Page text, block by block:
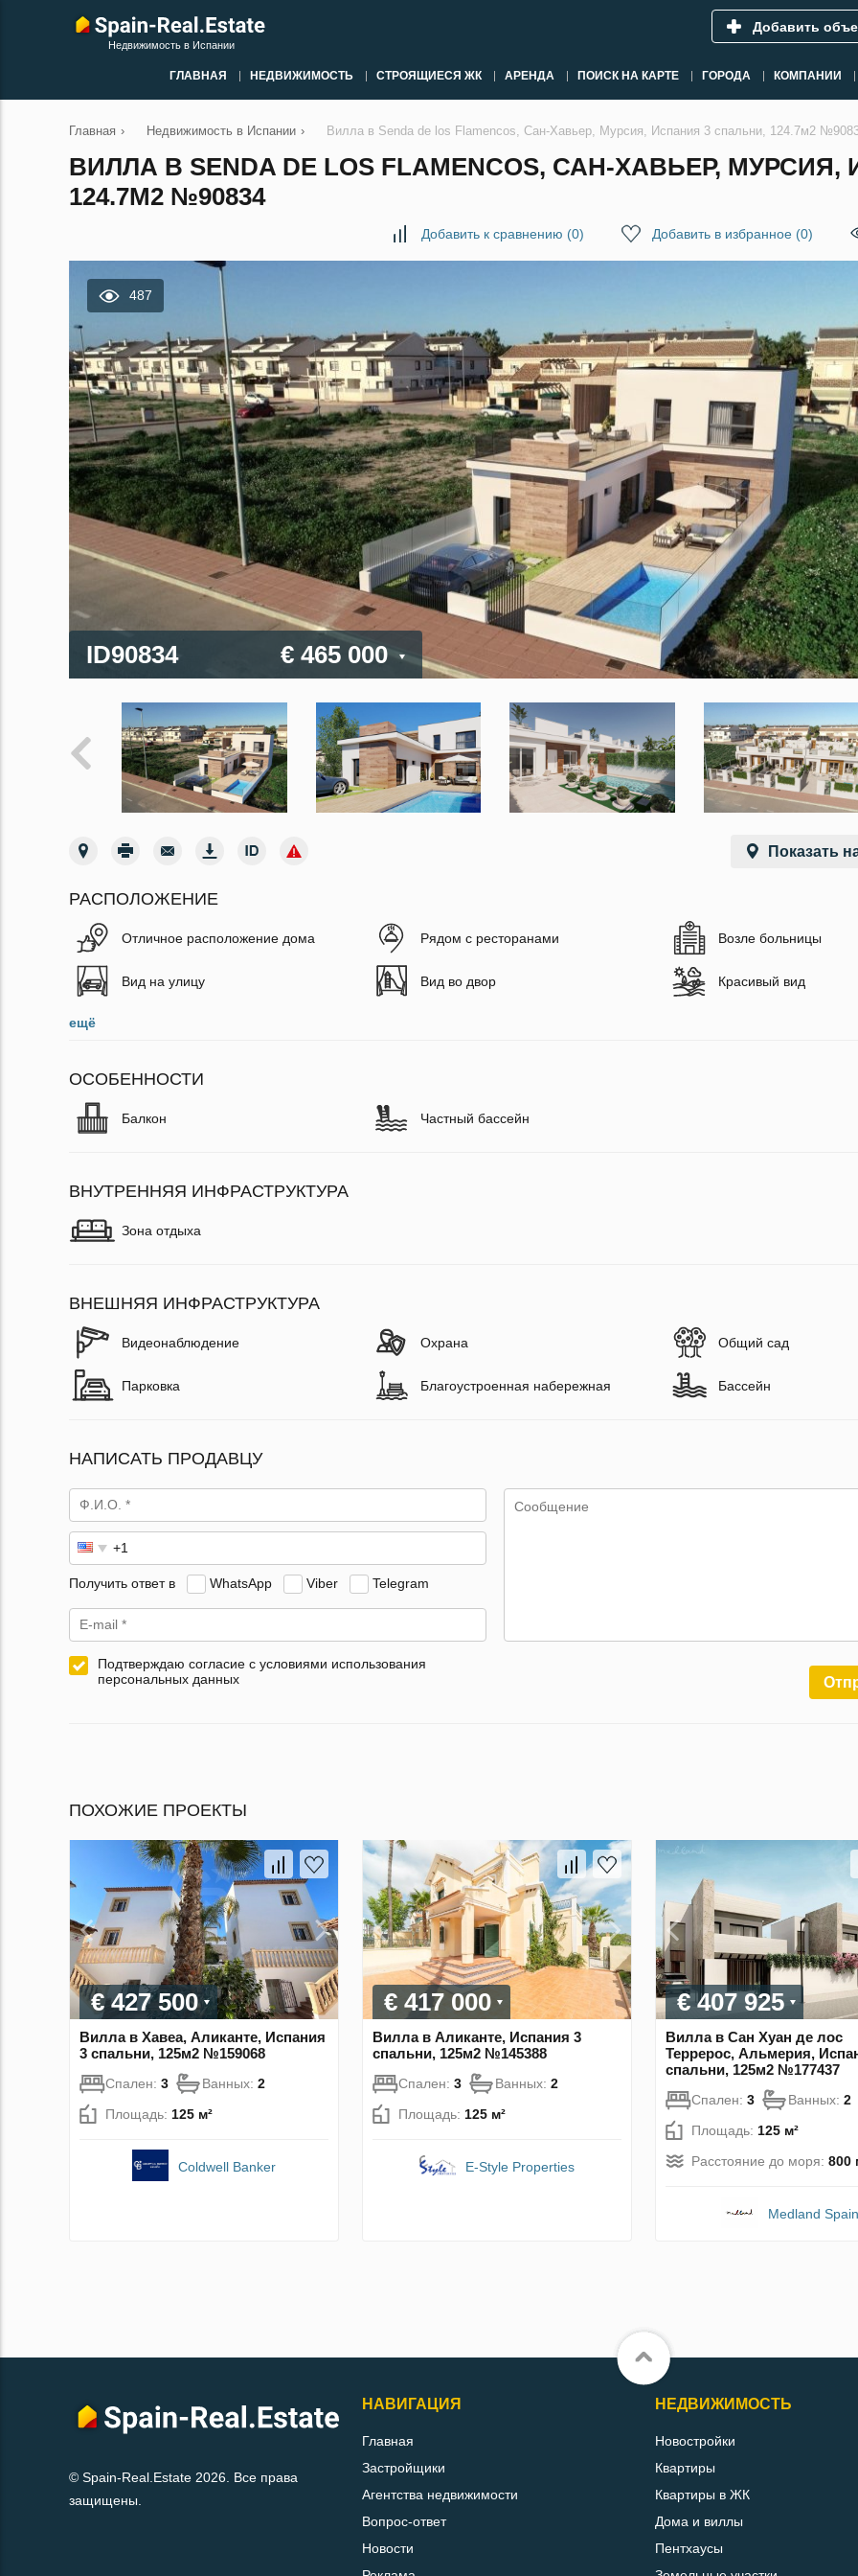
Недвижимость в Испании
Добавить
ГЛАВНАЯ НЕДВИЖИМОСТЬ СТРОЯЩИЕСЯ ЖК АРЕНДА ПОИСК НА КАРТЕ ГОРОДА КОМПАНИИ
Главная › Недвижимость в Испании › Вилла в Senda de los Flamencos, Сан-Хавьер, Мурсия, Испания 3 спальни, 124.7м2
ВИЛЛА В SENDA DE LOS FLAMENCOS, САН-ХАВЬЕР,
124.7М2 №90834
Добавить к сравнению (0) Добавить в избранное (0)
487
ID90834 € 465 000
Показать
РАСПОЛОЖЕНИЕ
Отличное расположение дома Рядом с ресторанами Возле больницы
Вид на улицу Вид во двор Красивый вид
ещё
ОСОБЕННОСТИ
Балкон Частный бассейн
ВНУТРЕННЯЯ ИНФРАСТРУКТУРА
Зона отдыха
ВНЕШНЯЯ ИНФРАСТРУКТУРА
Видеонаблюдение Охрана Общий сад
Парковка Благоустроенная набережная Бассейн
НАПИСАТЬ ПРОДАВЦУ
Получить ответ в WhatsApp Viber Telegram
Подтверждаю согласие с условиями использования
персональных данных
ПОХОЖИЕ ПРОЕКТЫ
€ 427 500
Вилла в Хавеа, Аликанте, Испания
3 спальни, 125м2 №159068
Спален: 3 Ванных: 2
Площадь: 125 м²
Coldwell Banker
€ 417 000
Вилла в Аликанте, Испания 3
спальни, 125м2 №145388
Спален: 3 Ванных: 2
Площадь: 125 м²
E-Style Properties
€ 407 925
Вилла в Сан Хуан де лос
Террерос, Альмерия,
спальни, 125м2 №177437
Спален: 3 Ванных: 2
Площадь: 125 м²
Расстояние до моря: 800
Medland Spain
© Spain-Real.Estate 2026. Все права
защищены.
НАВИГАЦИЯ
Главная
Застройщики
Агентства недвижимости
Вопрос-ответ
Новости
НЕДВИЖИМОСТЬ
Новостройки
Квартиры
Квартиры в ЖК
Дома и виллы
Пентхаусы